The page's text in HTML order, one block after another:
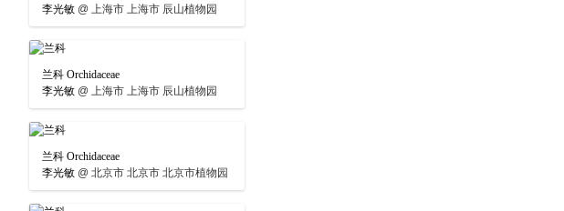
李光敏 @ 上海市 上海市 辰山植物园
兰科 Orchidaceae
李光敏 @ 上海市 上海市 辰山植物园
兰科 Orchidaceae
李光敏 @ 北京市 北京市 北京市植物园